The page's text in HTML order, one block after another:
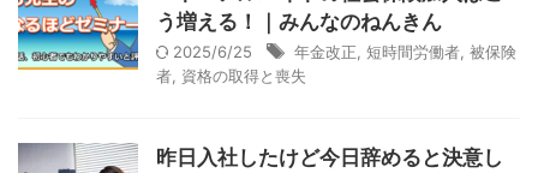
う増える！｜みんなのねんきん
2025/6/25 年金改正 短時間労働者 被保険
者 資格の取得と喪失
昨日入社したけど今日辞めると決意し